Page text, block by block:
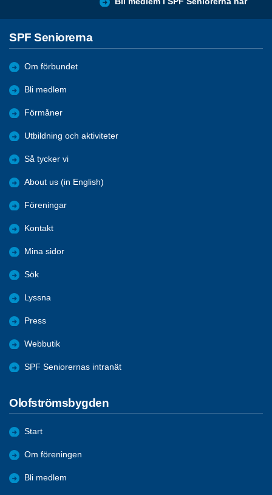
SPF Seniorerna
Om förbundet
Bli medlem
Förmåner
Utbildning och aktiviteter
Så tycker vi
About us (in English)
Föreningar
Kontakt
Mina sidor
Sök
Lyssna
Press
Webbutik
SPF Seniorernas intranät
Olofströmsbygden
Start
Om föreningen
Bli medlem